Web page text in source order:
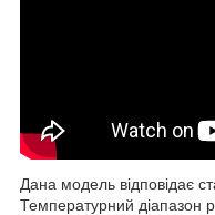
Дана модель відповідає
Температурний діапазон